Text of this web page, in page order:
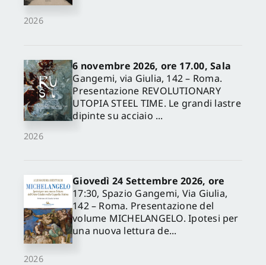
2026
2026
6 novembre 2026, ore 17.00, Sala
Gangemi, via Giulia, 142 – Roma.
Presentazione REVOLUTIONARY
UTOPIA STEEL TIME. Le grandi lastre
dipinte su acciaio ...
2026
Giovedì 24 Settembre 2026, ore
17:30, Spazio Gangemi, Via Giulia,
142 – Roma. Presentazione del
volume MICHELANGELO. Ipotesi per
una nuova lettura de...